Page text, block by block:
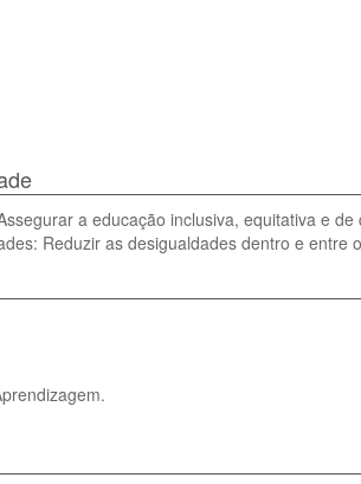
a educação inclusiva, equitativa e
Reduzir as desigualdades dentro e entre